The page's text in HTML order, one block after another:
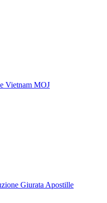
Vietnam MOJ
Giurata Apostille